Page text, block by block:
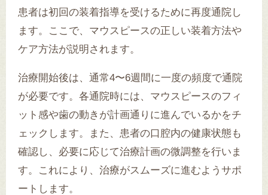
患者は初回の装着指導を受けるために再度通院し
ます。ここで、マウスピースの正しい装着方法や
ケア方法が説明されます。
治療開始後は、通常4〜6週間に一度の頻度で通院
が必要です。各通院時には、マウスピースのフィ
ット感や歯の動きが計画通りに進んでいるかをチ
ェックします。また、患者の口腔内の健康状態も
確認し、必要に応じて治療計画の微調整を行いま
す。これにより、治療がスムーズに進むようサポ
ートします。